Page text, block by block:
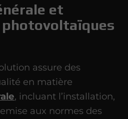
et
assure des
en matière
, incluant l’installation,
aux normes des